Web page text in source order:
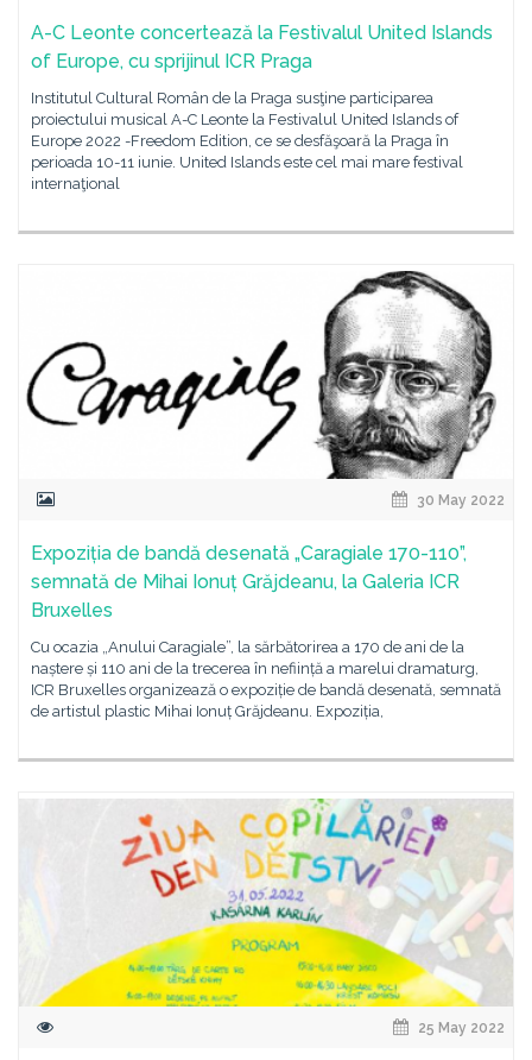
A-C Leonte concertează la Festivalul United Islands
of Europe, cu sprijinul ICR Praga
Institutul Cultural Român de la Praga susţine participarea
proiectului musical A-C Leonte la Festivalul United Islands of
Europe 2022 -Freedom Edition, ce se desfăşoară la Praga în
perioada 10-11 iunie. United Islands este cel mai mare festival
internaţional
30 May 2022
Expoziția de bandă desenată „Caragiale 170-110”,
semnată de Mihai Ionuț Grăjdeanu, la Galeria ICR
Bruxelles
Cu ocazia „Anului Caragiale”, la sărbătorirea a 170 de ani de la
naștere și 110 ani de la trecerea în neființă a marelui dramaturg,
ICR Bruxelles organizează o expoziție de bandă desenată, semnată
de artistul plastic Mihai Ionuț Grăjdeanu. Expoziția,
25 May 2022